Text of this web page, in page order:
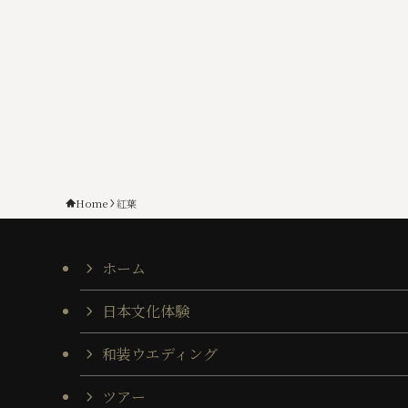
Home 紅葉
ホーム
日本文化体験
和装ウエディング
ツアー